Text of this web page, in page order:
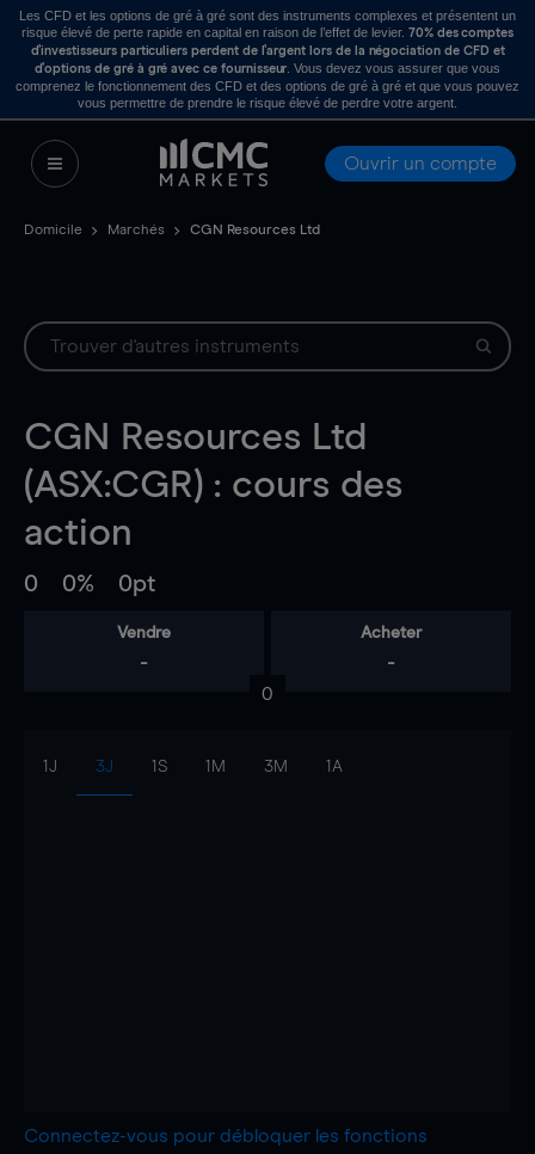
Les CFD et les options de gré à gré sont des instruments complexes et présentent un
risque élevé de perte rapide en capital en raison de l’effet de levier. 70% des comptes
d’investisseurs particuliers perdent de l’argent lors de la négociation de CFD et
d’options de gré à gré avec ce fournisseur . Vous devez vous assurer que vous
comprenez le fonctionnement des CFD et des options de gré à gré et que vous pouvez
vous permettre de prendre le risque élevé de perdre votre argent.
Ouvrir un compte
Domicile Marchés CGN Resources Ltd
CGN Resources Ltd
(ASX:CGR) : cours des
action
0 0% 0pt
Vendre
-
Acheter
-
0
1J 3J 1S 1M 3M 1A
Connectez-vous pour débloquer les fonctions